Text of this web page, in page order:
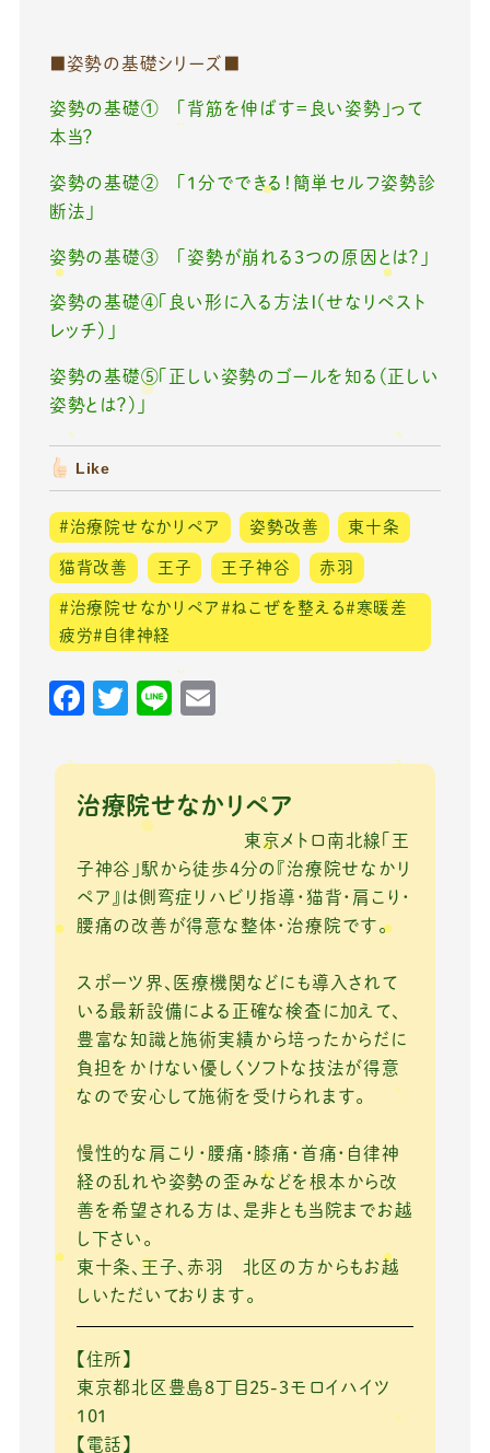
■姿勢の基礎シリーズ■
姿勢の基礎① 「背筋を伸ばす＝良い姿勢」って
本当？
姿勢の基礎② 「1分でできる！簡単セルフ姿勢診
断法」
姿勢の基礎③ 「姿勢が崩れる3つの原因とは？」
姿勢の基礎④「良い形に入る方法Ⅰ（せなリペスト
レッチ）」
姿勢の基礎⑤「正しい姿勢のゴールを知る（正しい
姿勢とは？）」
Like
#治療院せなかリペア 姿勢改善 東十条
猫背改善 王子 王子神谷 赤羽
＃治療院せなかリペア＃ねこぜを整える＃寒暖差
疲労＃自律神経
F
c
e
o
o
k
T
it
te
r
Li
e
ai
l
治療院せなかリペア
東京メトロ南北線「王
子神谷」駅から徒歩4分の『治療院せなかリ
ペア』は側弯症リハビリ指導・猫背・肩こり・
腰痛の改善が得意な整体・治療院です。
スポーツ界、医療機関などにも導入されて
いる最新設備による正確な検査に加えて、
豊富な知識と施術実績から培ったからだに
負担をかけない優しくソフトな技法が得意
なので安心して施術を受けられます。
慢性的な肩こり・腰痛・膝痛・首痛・自律神
経の乱れや姿勢の歪みなどを根本から改
善を希望される方は、是非とも当院までお越
し下さい。
東十条、王子、赤羽 北区の方からもお越
しいただいております。
【住所】
東京都北区豊島8丁目25-3モロイハイツ
101
【電話】